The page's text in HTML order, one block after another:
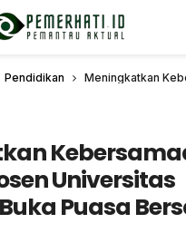
Pendidikan Meningkatkan
Universitas
Puasa